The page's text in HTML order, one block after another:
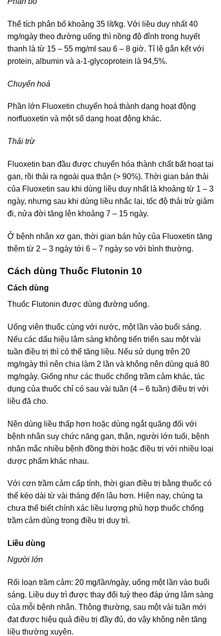
Thể tích phân bố khoảng 35 lít/kg. Với liều duy nhất 40
mg/ngày theo đường uống thì nồng độ đỉnh trong huyết
thanh là từ 15 – 55 mg/ml sau 6 – 8 giờ. Tỉ lệ gắn kết với
protein, albumin và a-1-glycoprotein là 94,5%.
Chuyển hoá
Phần lớn Fluoxetin chuyển hoá thành dạng hoạt động
norfluoxetin và một số dạng hoạt động khác.
Thải trừ
Fluoxetin ban đầu được chuyển hóa thành chất bất hoạt tại
gan, rồi thải ra ngoài qua thận (> 90%). Thời gian bán thải
của Fluoxetin sau khi dùng liều duy nhất là khoảng từ 1 – 3
ngày, nhưng sau khi dùng liều nhắc lại, tốc độ thải trừ giảm
đi, nửa đời tăng lên khoảng 7 – 15 ngày.
Ở bệnh nhân xơ gan, thời gian bán hủy của Fluoxetin tăng
thêm từ 2 – 3 ngày tới 6 – 7 ngày so với bình thường.
Cách dùng Thuốc Flutonin 10
Cách dùng
Thuốc Flutonin được dùng đường uống.
Uống viên thuốc cùng với nước, một lần vào buổi sáng.
Nếu các dấu hiệu lâm sàng không tiến triển sau một vài
tuần điều trị thì có thể tăng liều. Nếu sử dụng trên 20
mg/ngày thì nên chia làm 2 lần và không nên dùng quá 80
mg/ngày. Giống như các thuốc chống trầm cảm khác, tác
dụng của thuốc chỉ có sau vài tuần (4 – 6 tuần) điều trị với
liều đã cho.
Nên dùng liều thấp hơn hoặc dùng ngắt quãng đối với
bệnh nhân suy chức năng gan, thận, người lớn tuổi, bệnh
nhân mắc nhiều bệnh đồng thời hoặc điều trị với nhiều loại
dược phẩm khác nhau.
Với cơn trầm cảm cấp tính, thời gian điều trị bằng thuốc có
thể kéo dài từ vài tháng đến lâu hơn. Hiện nay, chúng ta
chưa thể biết chính xác liều lượng phù hợp thuốc chống
trầm cảm dùng trong điều trị duy trì.
Liều dùng
Người lớn
Rối loạn trầm cảm: 20 mg/lần/ngày, uống một lần vào buổi
sáng. Liều duy trì được thay đổi tuỳ theo đáp ứng lâm sàng
của mỗi bệnh nhân. Thông thường, sau một vài tuần mới
đạt được hiệu quả điều trị đầy đủ, do vậy không nên tăng
liều thường xuyên.